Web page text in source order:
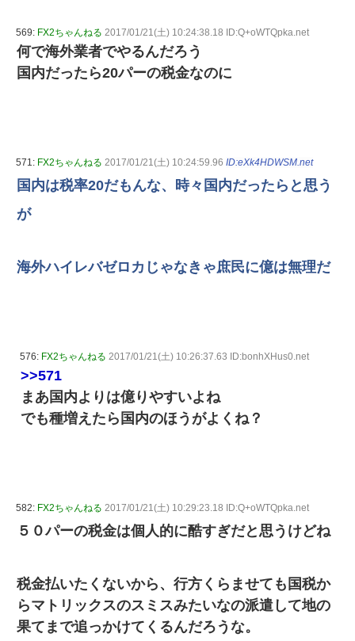
569: FX2ちゃんねる 2017/01/21(土) 10:24:38.18 ID:Q+oWTQpka.net
何で海外業者でやるんだろう
国内だったら20パーの税金なのに
571: FX2ちゃんねる 2017/01/21(土) 10:24:59.96 ID:eXk4HDWSM.net
国内は税率20だもんな、時々国内だったらと思う
が
海外ハイレバゼロカじゃなきゃ庶民に億は無理だ
576: FX2ちゃんねる 2017/01/21(土) 10:26:37.63 ID:bonhXHus0.net
>>571
まあ国内よりは億りやすいよね
でも種増えたら国内のほうがよくね？
582: FX2ちゃんねる 2017/01/21(土) 10:29:23.18 ID:Q+oWTQpka.net
５０パーの税金は個人的に酷すぎだと思うけどね
税金払いたくないから、行方くらませても国税か
らマトリックスのスミスみたいなの派遣して地の
果てまで追っかけてくるんだろうな。